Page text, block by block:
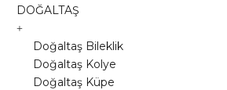
DOĞALTAŞ
Doğaltaş Bileklik
Doğaltaş Kolye
Doğaltaş Küpe